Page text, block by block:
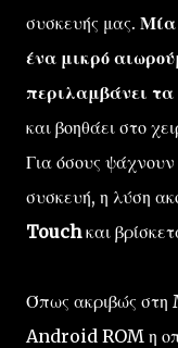
συσκευής μας. Μία
ένα μικρό
περιλαμβάνει
και βοηθάει στο
Για όσους ψάχνουν
συσκευή, η λύση
Touchκαι
Όπως ακριβώς
Android ROM η